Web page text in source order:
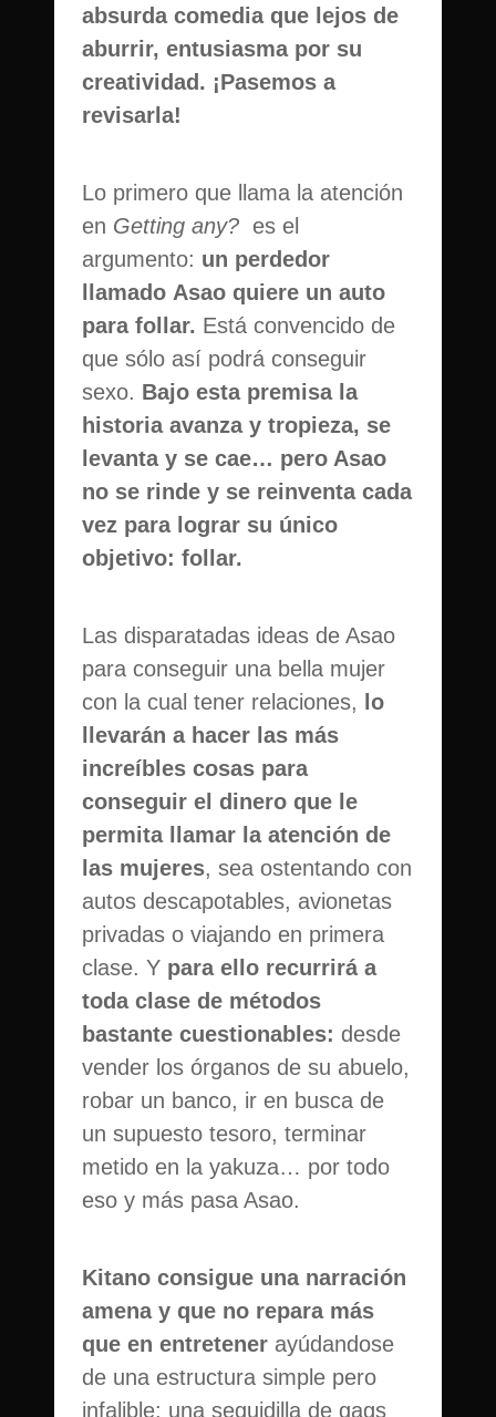
absurda comedia que lejos de
aburrir, entusiasma por su
creatividad. ¡Pasemos a
revisarla!
Lo primero que llama la atención
en Getting any? es el
argumento: un perdedor
llamado Asao quiere un auto
para follar. Está convencido de
que sólo así podrá conseguir
sexo. Bajo esta premisa la
historia avanza y tropieza, se
levanta y se cae… pero Asao
no se rinde y se reinventa cada
vez para lograr su único
objetivo: follar.
Las disparatadas ideas de Asao
para conseguir una bella mujer
con la cual tener relaciones,
lo
llevarán a hacer las más
increíbles cosas para
conseguir el dinero que le
permita llamar la atención de
las mujeres, sea ostentando con
autos descapotables, avionetas
privadas o viajando en primera
clase. Y para ello recurrirá a
toda clase de métodos
bastante cuestionables: desde
vender los órganos de su abuelo,
robar un banco, ir en busca de
un supuesto tesoro, terminar
metido en la yakuza… por todo
eso y más pasa Asao.
Kitano consigue una narración
amena y que no repara más
que en entretener ayúdandose
de una estructura simple pero
infalible: una seguidilla de gags